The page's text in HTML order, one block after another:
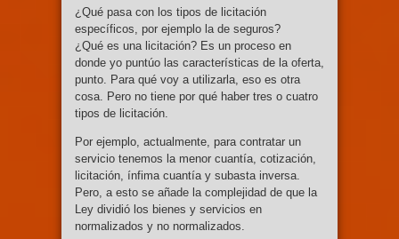
¿Qué pasa con los tipos de licitación
específicos, por ejemplo la de seguros?
¿Qué es una licitación? Es un proceso en
donde yo puntúo las características de la oferta,
punto. Para qué voy a utilizarla, eso es otra
cosa. Pero no tiene por qué haber tres o cuatro
tipos de licitación.
Por ejemplo, actualmente, para contratar un
servicio tenemos la menor cuantía, cotización,
licitación, ínfima cuantía y subasta inversa.
Pero, a esto se añade la complejidad de que la
Ley dividió los bienes y servicios en
normalizados y no normalizados.